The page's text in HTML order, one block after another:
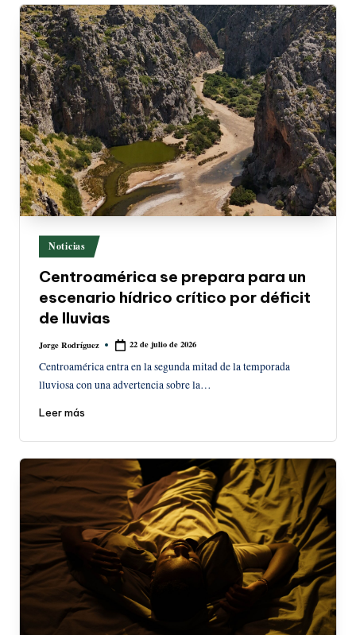
Publicado
en
Noticias
Centroamérica se prepara para un
escenario hídrico crítico por déficit
de lluvias
Publicado
Jorge Rodríguez 22 de julio de 2026
Centroamérica entra en la segunda mitad de la temporada
lluviosa con una advertencia sobre la…
Leer más